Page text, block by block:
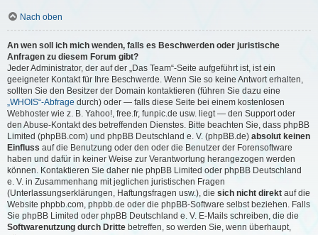
Nach oben
An wen soll ich mich wenden, falls es Beschwerden oder juristische
Anfragen zu diesem Forum gibt?
Jeder Administrator, der auf der „Das Team“-Seite aufgeführt ist, ist ein
geeigneter Kontakt für Ihre Beschwerde. Wenn Sie so keine Antwort erhalten,
sollten Sie den Besitzer der Domain kontaktieren (führen Sie dazu eine
„WHOIS“-Abfrage durch) oder — falls diese Seite bei einem kostenlosen
Webhoster wie z. B. Yahoo!, free.fr, funpic.de usw. liegt — den Support oder
den Abuse-Kontakt des betreffenden Dienstes. Bitte beachten Sie, dass phpBB
Limited (phpBB.com) und phpBB Deutschland e. V. (phpBB.de) absolut keinen
Einfluss auf die Benutzung oder den oder die Benutzer der Forensoftware
haben und dafür in keiner Weise zur Verantwortung herangezogen werden
können. Kontaktieren Sie daher nie phpBB Limited oder phpBB Deutschland
e. V. in Zusammenhang mit jeglichen juristischen Fragen
(Unterlassungserklärungen, Haftungsfragen usw.), die sich nicht direkt auf die
Website phpbb.com, phpbb.de oder die phpBB-Software selbst beziehen. Falls
Sie phpBB Limited oder phpBB Deutschland e. V. E-Mails schreiben, die die
Softwarenutzung durch Dritte betreffen, so werden Sie, wenn überhaupt,